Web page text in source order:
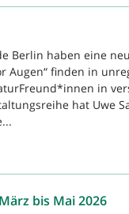
Berlin haben eine
Augen“ finden in
in
hat Uwe
bis Mai 2026